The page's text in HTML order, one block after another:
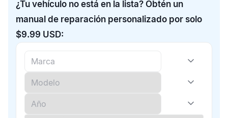
¿Tu vehículo no está en la lista? Obtén un
manual de reparación personalizado por solo
$9.99 USD: